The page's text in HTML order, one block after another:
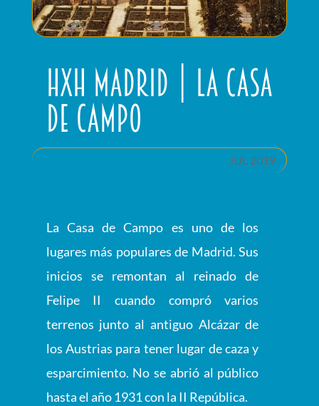
HxH Madrid | La Casa
de Campo
JUL 2019
La Casa de Campo es uno de los
lugares más populares de Madrid. Sus
inicios se remontan al reinado de
Felipe II cuando compró varios
terrenos junto al antiguo Alcázar de
los Austrias para tener lugar de caza y
esparcimiento. No se abrió al público
hasta el año 1931 con la II República.